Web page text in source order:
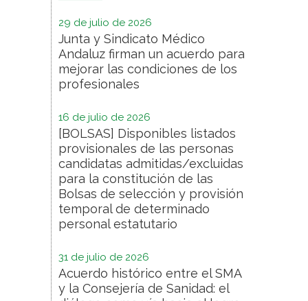
29 de julio de 2026
Junta y Sindicato Médico
Andaluz firman un acuerdo para
mejorar las condiciones de los
profesionales
16 de julio de 2026
[BOLSAS] Disponibles listados
provisionales de las personas
candidatas admitidas/excluidas
para la constitución de las
Bolsas de selección y provisión
temporal de determinado
personal estatutario
31 de julio de 2026
Acuerdo histórico entre el SMA
y la Consejería de Sanidad: el